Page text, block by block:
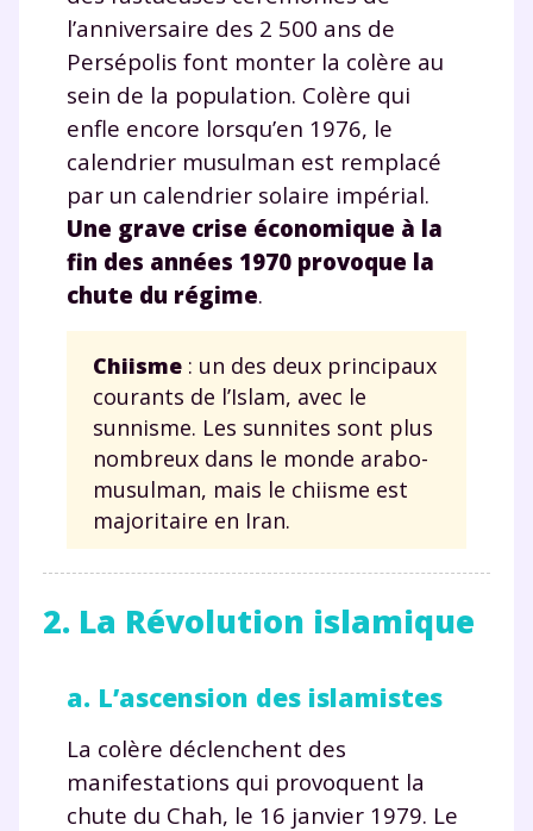
l’anniversaire des 2 500 ans de
Persépolis font monter la colère au
sein de la population. Colère qui
enfle encore lorsqu’en 1976, le
calendrier musulman est remplacé
par un calendrier solaire impérial.
Une grave crise économique à la
fin des années 1970 provoque la
chute du régime.
Chiisme : un des deux principaux
courants de l’Islam, avec le
sunnisme. Les sunnites sont plus
nombreux dans le monde arabo-
musulman, mais le chiisme est
majoritaire en Iran.
2. La Révolution islamique
a. L’ascension des islamistes
La colère déclenchent des
manifestations qui provoquent la
chute du Chah, le 16 janvier 1979. Le